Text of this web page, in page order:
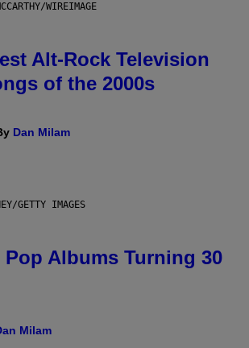
WIREIMAGE
Alt-Rock Television
of the 2000s
Dan Milam
GETTY IMAGES
Pop Albums Turning 30
Milam